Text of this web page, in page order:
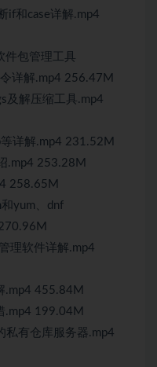
if和case详解.mp4
件包管理工具
详解.mp4 256.47M
及解压缩工具.mp4
详解.mp4 231.52M
.mp4 253.28M
258.65M
yum、dnf
理软件详解.mp4
.mp4 455.84M
.mp4 199.04M
私有仓库服务器.mp4